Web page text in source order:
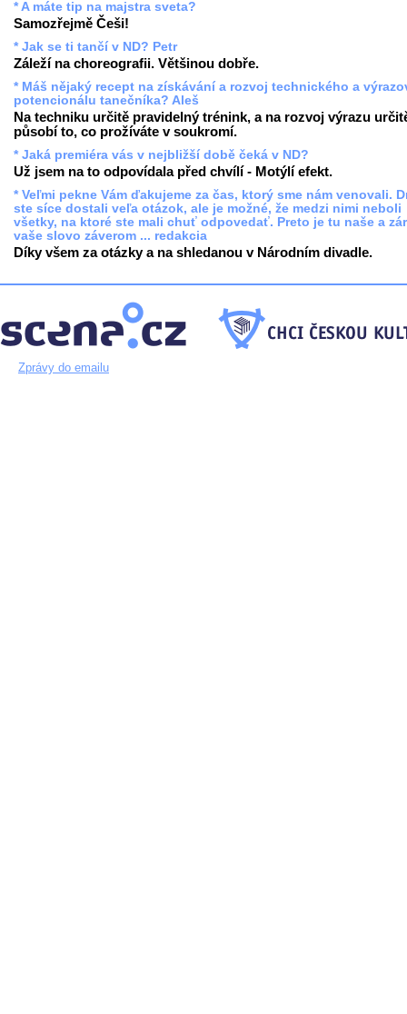
* A máte tip na majstra sveta?
Samozřejmě Češi!
* Jak se ti tančí v ND? Petr
Záleží na choreografii. Většinou dobře.
* Máš nějaký recept na získávání a rozvoj technického a
potencionálu tanečníka? Aleš
Na techniku určitě pravidelný trénink, a na rozvoj výrazu
působí to, co prožíváte v soukromí.
* Jaká premiéra vás v nejbližší době čeká v ND?
Už jsem na to odpovídala před chvílí - Motýlí efekt.
* Veľmi pekne Vám ďakujeme za čas, ktorý sme nám venovali.
ste síce dostali veľa otázok, ale je možné, že medzi nimi neboli
všetky, na ktoré ste mali chuť odpovedať. Preto je tu naše a
vaše slovo záverom ... redakcia
Díky všem za otázky a na shledanou v Národním divadle.
Zprávy do emailu